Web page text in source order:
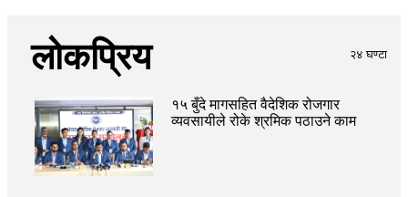
लोकप्रिय २४ घण्टा
१५ बुँदे मागसहित वैदेशिक रोजगार
व्यवसायीले रोके श्रमिक पठाउने काम